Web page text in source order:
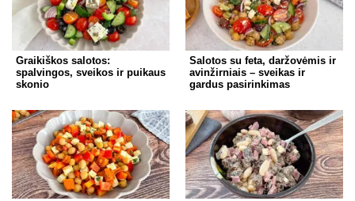
Graikiškos salotos:
spalvingos, sveikos ir puikaus
skonio
Salotos su feta, daržovėmis ir
avinžirniais – sveikas ir
gardus pasirinkimas